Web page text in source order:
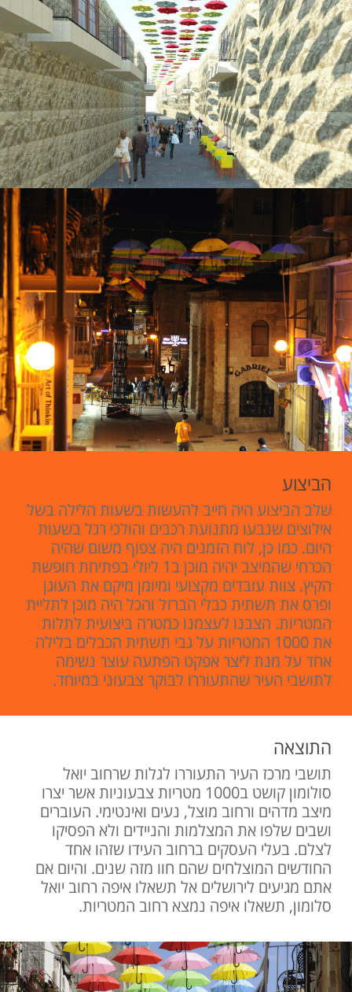
הביצוע
שלב הביצוע היה חייב להעשות בשעות הלילה בשל
אילוצים שנבעו מתנועת רכבים והולכי רגל בשעות
היום. כמו כן, לוח הזמנים היה צפוף משום שהיה
הכרחי שהמיצב יהיה מוכן ב1 ליולי בפתיחת חופשת
הקיץ. צוות עובדים מקצועי ומיומן מיקם את העוגן
ופרס את תשתית כבלי הברזל והכל היה מוכן לתליית
המטריות. הצבנו לעצמנו כמטרה ביצועית לתלות
את 1000 המטריות על גבי תשתית הכבלים בלילה
אחד על מנת ליצר אפקט הפתעה עוצר נשימה
לתושבי העיר שהתעוררו לבוקר צבעוני במיוחד.
התוצאה
תושבי מרכז העיר התעוררו לגלות שרחוב יואל
סולומון קושט ב1000 מטריות צבעוניות אשר יצרו
מיצב מדהים ורחוב מוצל, נעים ואינטימי. העוברים
ושבים שלפו את המצלמות והניידים ולא הפסיקו
לצלם. בעלי העסקים ברחוב העידו שזהו אחד
החודשים המוצלחים שהם חוו מזה שנים. והיום אם
אתם מגיעים לירושלים אל תשאלו איפה רחוב יואל
סלומון, תשאלו איפה נמצא רחוב המטריות.